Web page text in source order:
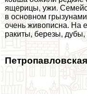
ящерицы, ужи.
в основном
очень живописна. На
paкиты, березы, дубы,